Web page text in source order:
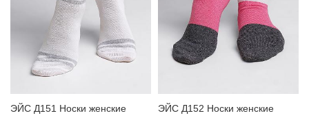
ЭЙС Д151 Носки женские ЭЙС Д152 Носки женские